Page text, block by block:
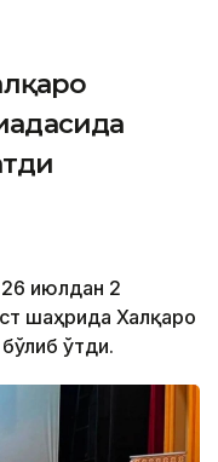
июлдан 2
шаҳрида Халқаро
ўтди.